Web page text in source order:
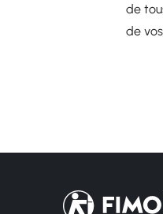
de
de
Retour à l'accueil